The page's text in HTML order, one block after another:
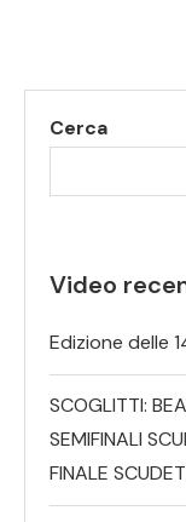
Cerca
Video
Edizione delle
SCOGLITTI:
SEMIFINALI
FINALE